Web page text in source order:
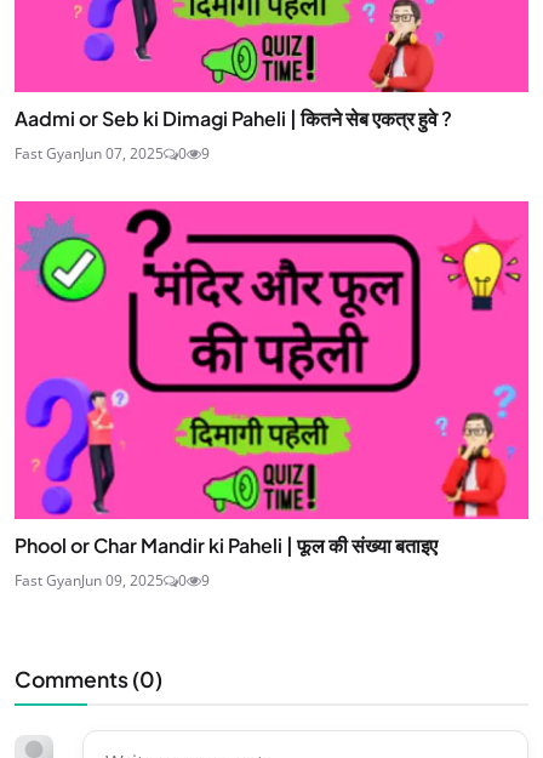
Aadmi or Seb ki Dimagi Paheli | कितने सेब एकत्र हुवे ?
Fast GyanJun 07, 2025 0 9
Phool or Char Mandir ki Paheli | फूल की संख्या बताइए
Fast GyanJun 09, 2025 0 9
Comments (0)